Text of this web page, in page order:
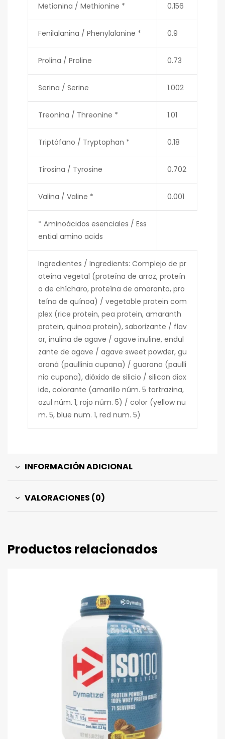
Metionina / Methionine * 0.156
Fenilalanina / Phenylalanine * 0.9
Prolina / Proline 0.73
Serina / Serine 1.002
Treonina / Threonine * 1.01
Triptófano / Tryptophan * 0.18
Tirosina / Tyrosine 0.702
Valina / Valine * 0.001
* Aminoácidos esenciales / Ess
ential amino acids
Ingredientes / Ingredients: Complejo de pr
oteína vegetal (proteína de arroz, proteín
a de chícharo, proteína de amaranto, pro
teína de quínoa) / vegetable protein com
plex (rice protein, pea protein, amaranth
protein, quinoa protein), saborizante / flav
or, inulina de agave / agave inuline, endul
zante de agave / agave sweet powder, gu
araná (paullinia cupana) / guarana (paulli
nia cupana), dióxido de silicio / silicon diox
ide, colorante (amarillo núm. 5 tartrazina,
azul núm. 1, rojo núm. 5) / color (yellow nu
m. 5, blue num. 1, red num. 5)
INFORMACIÓN ADICIONAL
VALORACIONES (0)
Productos relacionados